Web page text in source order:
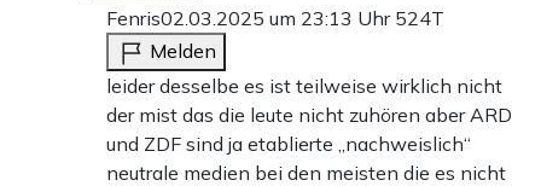
Fenris02.03.2025 um 23:13 Uhr 524T
Melden
leider desselbe es ist teilweise wirklich nicht
der mist das die leute nicht zuhören aber ARD
und ZDF sind ja etablierte „nachweislich“
neutrale medien bei den meisten die es nicht